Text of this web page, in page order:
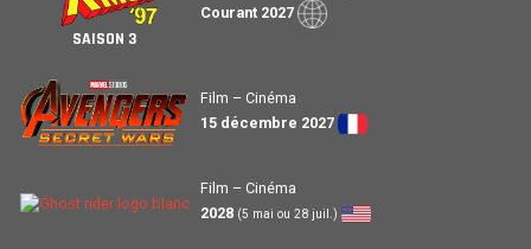
SAISON 3
Courant 2027
Film – Cinéma
15 décembre 2027
Film – Cinéma
2028 (5 mai ou 28 juil.)